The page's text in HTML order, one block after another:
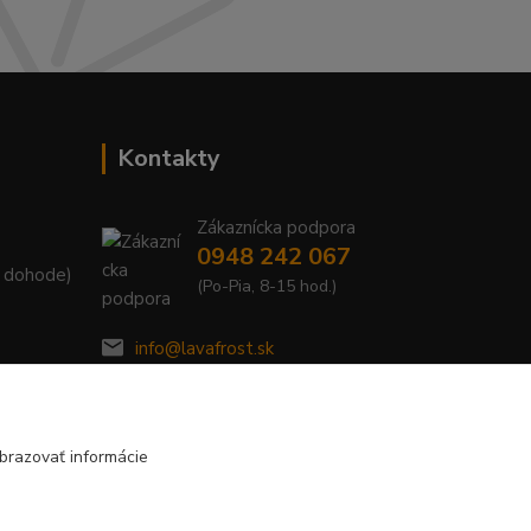
Kontakty
Zákaznícka podpora
0948 242 067
(Po-Pia, 8-15 hod.)
info@lavafrost.sk
informácie